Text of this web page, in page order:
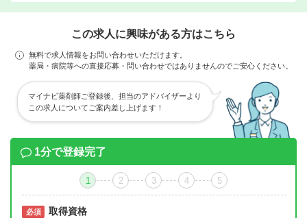
この求人に興味がある方はこちら
無料で求人情報をお問い合わせいただけます。
薬局・病院等への直接応募・問い合わせではありませんのでご安心ください。
マイナビ薬剤師ご登録後、担当のアドバイザーより
この求人についてご案内差し上げます！
1分で登録完了
1 2 3 4 5
必須 取得資格